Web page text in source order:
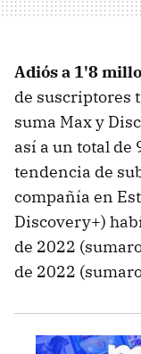
Adiós a 1'8
de suscriptores
suma Max y
así a un total de
tendencia de
compañía en
Discovery+)
de 2022
de 2022